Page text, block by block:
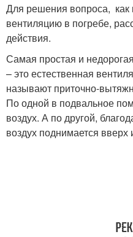
Для решения вопроса, как
вентиляцию в погребе,
действия.
Самая простая и
– это естественная
называют приточно-
По одной в подвальное
воздух. А по другой,
воздух поднимается